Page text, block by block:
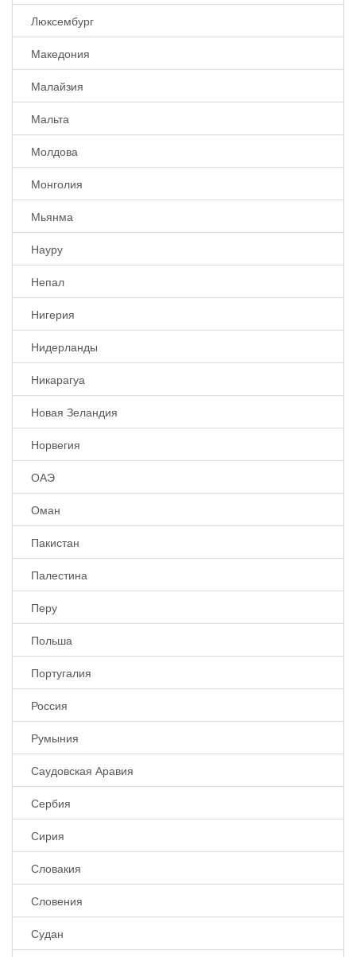
Люксембург
Македония
Малайзия
Мальта
Молдова
Монголия
Мьянма
Науру
Непал
Нигерия
Нидерланды
Никарагуа
Новая Зеландия
Норвегия
ОАЭ
Оман
Пакистан
Палестина
Перу
Польша
Португалия
Россия
Румыния
Саудовская Аравия
Сербия
Сирия
Словакия
Словения
Судан